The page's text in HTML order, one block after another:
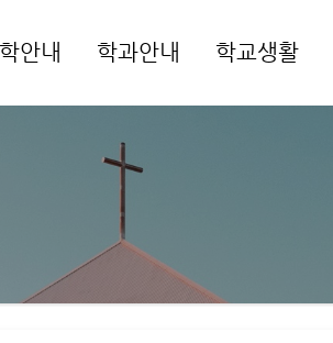
안내 학과안내 학교생활